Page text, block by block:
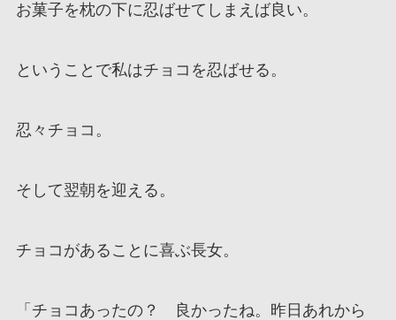
お菓子を枕の下に忍ばせてしまえば良い。
ということで私はチョコを忍ばせる。
忍々チョコ。
そして翌朝を迎える。
チョコがあることに喜ぶ長女。
「チョコあったの？ 良かったね。昨日あれから